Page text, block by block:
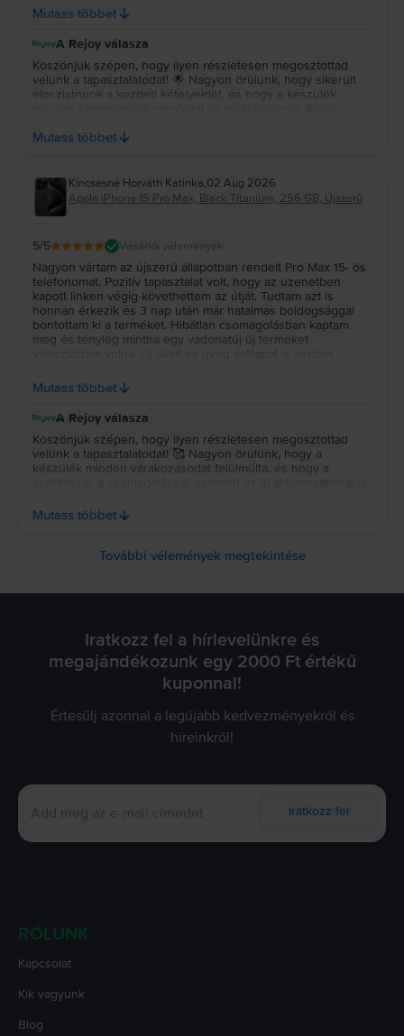
valaha kapott! Bátran tudom és fogom is ajánlani ezt az oldalt
bárkinek, akinek megér egy kizárólag vakuval látható karc
130 ezer forint megtakarítást!
Mutass többet
A Rejoy válasza
Köszönjük szépen, hogy ilyen részletesen megosztottad
velünk a tapasztalatodat! 🌟 Nagyon örülünk, hogy sikerült
eloszlatnunk a kezdeti kételyeidet, és hogy a készülék
használatot kívánunk a telefonhoz! 💚
Mutass többet
Kincsesné Horváth Katinka,02 Aug 2026
Apple iPhone 15 Pro Max, Black Titanium, 256 GB, Újszerű
5/5 Vásárlói vélemények
Nagyon vártam az újszerű állapotban rendelt Pro Max 15- ös
telefonomat. Pozitív tapasztalat volt, hogy az üzenetben
kapott linken végig követhettem az útját. Tudtam azt is
honnan érkezik és 3 nap után már hatalmas boldogsággal
bontottam ki a terméket. Hibátlan csomagolásban kaptam
meg és tényleg mintha egy vadonatúj új terméket
találtam rajta,2 napja rajta lógok és most kell csak töltenem.
Nagyon elégedett vagyok, szuper terméket kaptam 3 havi
részletfizetéssel. Remélem sokáig hű társam lesz! Köszönöm
Rejoy! 😍
Mutass többet
A Rejoy válasza
Köszönjük szépen, hogy ilyen részletesen megosztottad
velünk a tapasztalatodat! 🥰 Nagyon örülünk, hogy a
készülék minden várakozásodat felülmúlta, és hogy a
szavaidat, jó használatot kívánunk az új telefonhoz, reméljük,
Mutass többet
További vélemények megtekintése
Iratkozz fel a hírlevelünkre és
megajándékozunk egy 2000 Ft értékű
kuponnal!
Értesülj azonnal a legújabb kedvezményekről és
híreinkről!
Iratkozz fel
RÓLUNK
Kapcsolat
Kik vagyunk
Blog